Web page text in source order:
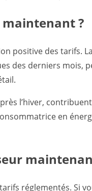
?
positive des tarifs.
des derniers mois,
l’hiver,
en
réglementés. Si